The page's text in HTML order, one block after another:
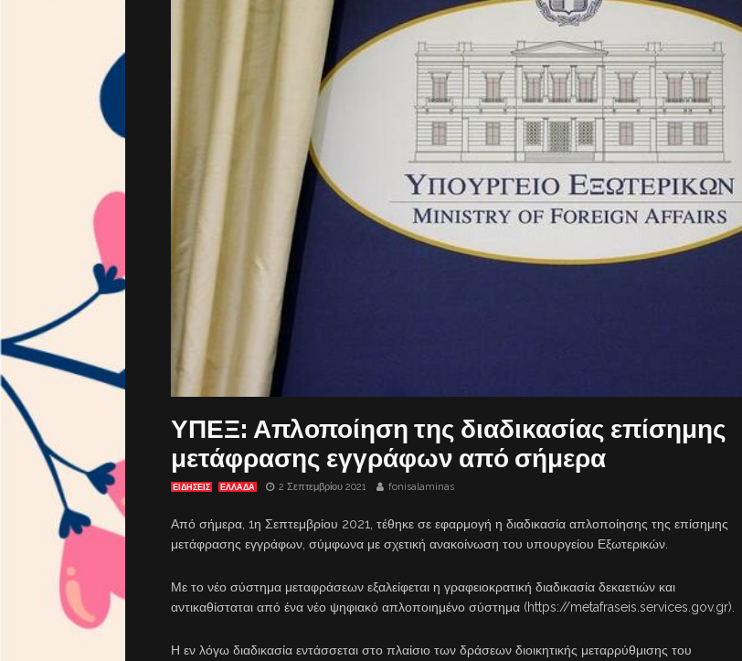
ΥΠΕΞ: Απλοποίηση της διαδικασίας επίσημης
μετάφρασης εγγράφων από σήμερα
ΕΙΔΗΣΕΙΣ ΕΛΛΑΔΑ 2 Σεπτεμβρίου 2021 fonisalaminas
Από σήμερα, 1η Σεπτεμβρίου 2021, τέθηκε σε εφαρμογή η διαδικασία απλοποίησης της επίσημης
μετάφρασης εγγράφων, σύμφωνα με σχετική ανακοίνωση του υπουργείου Εξωτερικών.
Με το νέο σύστημα μεταφράσεων εξαλείφεται η γραφειοκρατική διαδικασία δεκαετιών και
αντικαθίσταται από ένα νέο ψηφιακό απλοποιημένο σύστημα (https://metafraseis.services.gov.gr).
Η εν λόγω διαδικασία εντάσσεται στο πλαίσιο των δράσεων διοικητικής μεταρρύθμισης του